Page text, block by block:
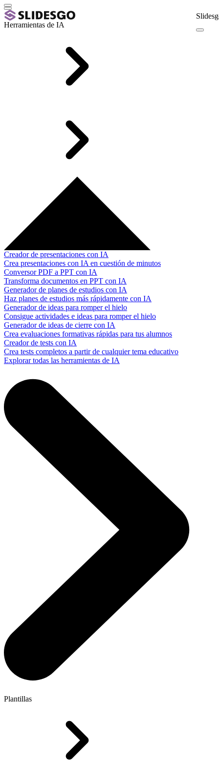
Herramientas de IA
Creador de presentaciones con IA
Crea presentaciones con IA en cuestión de minutos
Conversor PDF a PPT con IA
Transforma documentos en PPT con IA
Generador de planes de estudios con IA
Haz planes de estudios más rápidamente con IA
Generador de ideas para romper el hielo
Consigue actividades e ideas para romper el hielo
Generador de ideas de cierre con IA
Crea evaluaciones formativas rápidas para tus alumnos
Creador de tests con IA
Crea tests completos a partir de cualquier tema educativo
Explorar todas las herramientas de IA
Plantillas